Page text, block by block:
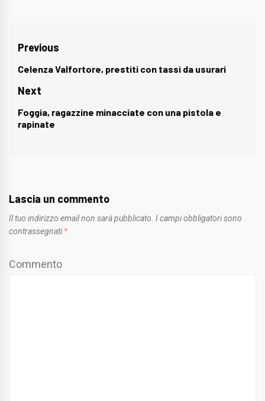
Navigazione
articoli
Previous
Previous
post:
Celenza Valfortore, prestiti con tassi da usurari
Next
Next
post:
Foggia, ragazzine minacciate con una pistola e
rapinate
Lascia un commento
Il tuo indirizzo email non sarà pubblicato. I campi obbligatori sono
contrassegnati *
Commento